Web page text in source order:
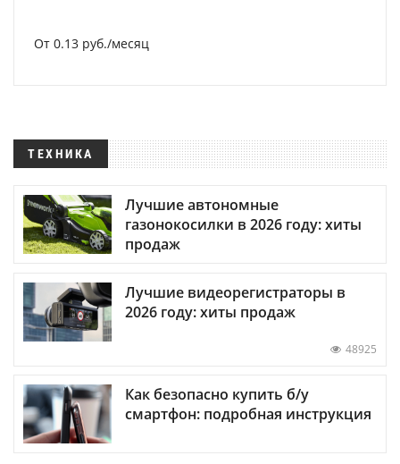
От 0.13 руб./месяц
ТЕХНИКА
Лучшие автономные
газонокосилки в 2026 году: хиты
продаж
Лучшие видеорегистраторы в
2026 году: хиты продаж
48925
Как безопасно купить б/у
смартфон: подробная инструкция